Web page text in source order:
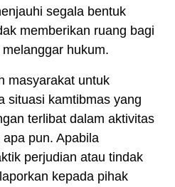
segala bentuk
memberikan ruang bagi
hukum.
masyarakat untuk
situasi kamtibmas yang
terlibat dalam aktivitas
pun. Apabila
perjudian atau tindak
kepada pihak